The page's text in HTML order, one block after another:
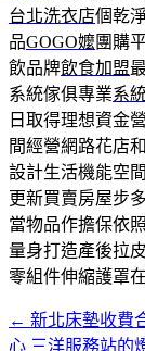
台北洗衣店個乾
品GOGO嬤團購
飲品牌飲食加盟
系統傢俱專業系
日取得理想資金
間經營網路花店
設計生活機能空
更新買賣房屋步
當物品作擔保依
量身打造產後拉
零組件伸縮護罩
文
← 新北床墊收費
心 三洋服務站的